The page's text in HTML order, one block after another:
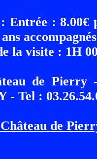
Entrée : 8.00€
la visite : 1H
de Pierry
- Tel :
de